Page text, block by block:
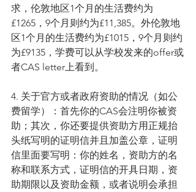
求，伦敦地区1个月的生活费约为
£1265，9个月则约为£11,385。外伦敦地
区1个月的生活费约为£1015，9个月则约
为£9135，学费可以从学校发来的offer或
者CAS letter上看到。
4. 关于官方或者政府资助的情况（如公
费留学）：首先你的CAS会注明你被资
助；其次，你还要提供资助方用正规抬
头纸写明的证明信并且加盖公章，证明
信里面要写明：你的姓名，资助方的名
称和联系方式，证明信的开具日期，资
助期限以及资助金额，或者说明会承担